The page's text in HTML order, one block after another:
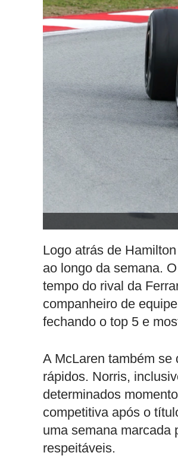
Logo atrás de
ao longo da semana.
tempo do rival da
companheiro de
fechando o top 5 e
A McLaren também
rápidos. Norris,
determinados
competitiva após o
uma semana marcada
respeitáveis.